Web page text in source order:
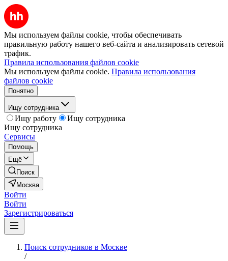
Мы используем файлы cookie, чтобы обеспечивать
правильную работу нашего веб-сайта и анализировать сетевой
трафик.
Правила использования файлов cookie
Мы используем файлы cookie. Правила использования
файлов cookie
Понятно
Ищу сотрудника
Ищу работу
Ищу сотрудника
Ищу сотрудника
Сервисы
Помощь
Ещё
Поиск
Москва
Войти
Войти
Зарегистрироваться
Поиск сотрудников в Москве
/